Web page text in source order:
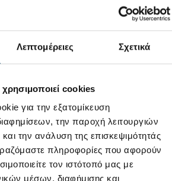
Λεπτομέρειες Σχετικά
cookies
για την εξατομίκευση
την παροχή λειτουργιών
την ανάλυση της επισκεψιμότητάς
πληροφορίες που αφορούν
τον ιστότοπό μας με
μέσων, διαφήμισης και
τσάντα από poly twill με
εμπνευσμένο από το εμβληματικό
ρυθμιζόμενο λουράκι με
για τα απαραίτητα και
με Jibbitz™ charms, για να
στυλ.
poly twill με διαμορφωμένο
με Jibbitz™ charms
με logo για άνεση και στυλ
που μιμείται τα εμβληματικά μας